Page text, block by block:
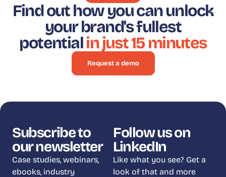
Find out how you can unlock
your brand's fullest
potentialin just 15 minutes
Request a demo
Subscribe to
our newsletter
Case studies, webinars,
ebooks, industry
Follow us on
LinkedIn
Like what you see? Get a
look of that and more